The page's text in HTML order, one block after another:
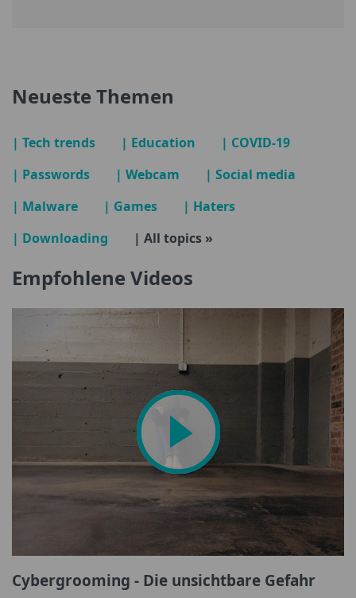
Neueste Themen
| Tech trends | Education
| COVID-19
| Passwords
| Webcam
| Social media
| Malware
| Games
| Haters
| Downloading
| All topics »
Empfohlene Videos
Cybergrooming - Die unsichtbare Gefahr